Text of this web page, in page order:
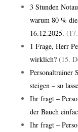
3 Stunden
warum 80 %
16.12.2025.
1 Frage, Herr
wirklich? (15.
Personaltrainer
steigen – so
Ihr fragt –
der Bauch
Ihr fragt –